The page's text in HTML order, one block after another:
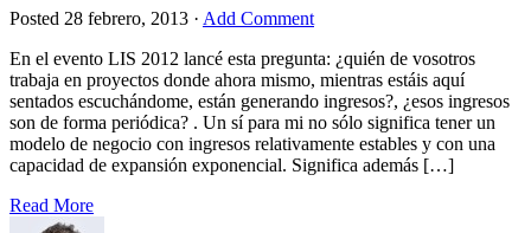
Posted 28 febrero, 2013 · Add Comment
En el evento LIS 2012 lancé esta pregunta: ¿quién de vosotros
trabaja en proyectos donde ahora mismo, mientras estáis aquí
sentados escuchándome, están generando ingresos?, ¿esos ingresos
son de forma periódica? . Un sí para mi no sólo significa tener un
modelo de negocio con ingresos relativamente estables y con una
capacidad de expansión exponencial. Significa además […]
Read More